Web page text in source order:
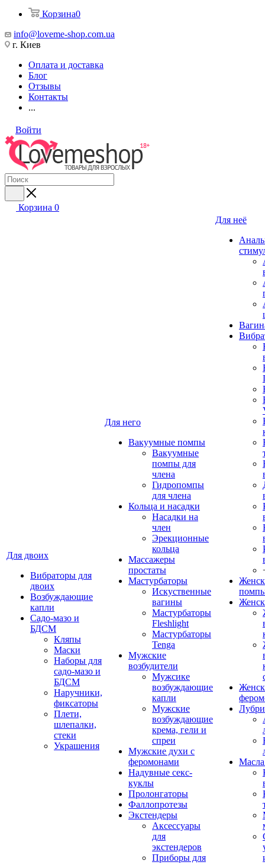
Корзина0
info@loveme-shop.com.ua
г. Киев
Оплата и доставка
Блог
Отзывы
Контакты
...
Войти
Корзина 0
Для двоих
Вибраторы для
двоих
Возбуждающие
капли
Садо-мазо и
БДСМ
Кляпы
Маски
Наборы для
садо-мазо и
БДСМ
Наручники,
фиксаторы
Плети,
шлепалки,
стеки
Украшения
Для него
Вакуумные помпы
Вакуумные
помпы для
члена
Гидропомпы
для члена
Кольца и насадки
Насадки на
член
Эрекционные
кольца
Массажеры
простаты
Мастурбаторы
Искуственные
вагины
Мастурбаторы
Fleshlight
Мастурбаторы
Tenga
Мужские
возбудители
Мужсике
возбуждающие
капли
Мужские
возбуждающие
крема, гели и
спреи
Мужские духи с
феромонами
Надувные секс-
куклы
Пролонгаторы
Фаллопротезы
Экстендеры
Аксессуары
для
экстендеров
Приборы для
Для неё